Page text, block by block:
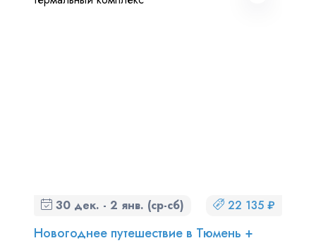
30 дек. - 2 янв. (ср-сб) 22 135 ₽
Новогоднее путешествие в Тюмень +